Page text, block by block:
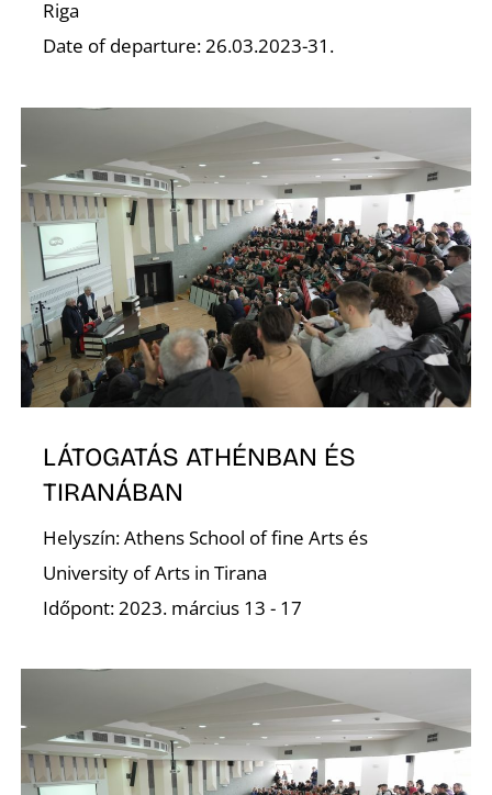
Riga
Date of departure: 26.03.2023-31.
LÁTOGATÁS ATHÉNBAN ÉS
TIRANÁBAN
Helyszín: Athens School of fine Arts és
University of Arts in Tirana
Időpont: 2023. március 13 - 17